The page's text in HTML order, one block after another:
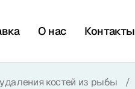
О нас Контакты
костей из рыбы /